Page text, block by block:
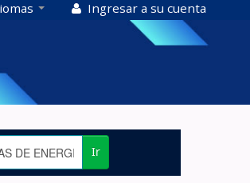
Ingresar a su cuenta
Ir